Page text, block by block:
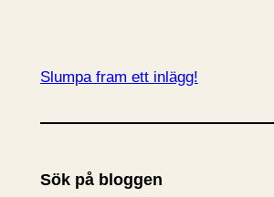
Slumpa fram ett inlägg!
Sök på bloggen